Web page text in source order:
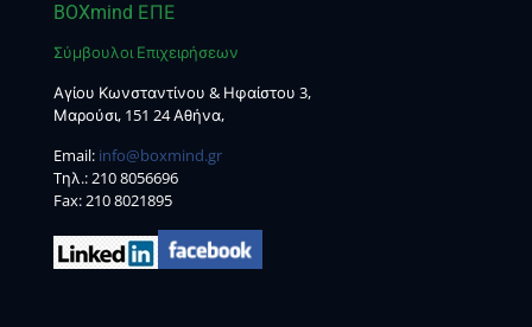
BOXmind ΕΠΕ
Σύμβουλοι Επιχειρήσεων
Αγίου Κωνσταντίνου & Ηφαίστου 3,
Μαρούσι, 151 24 Αθήνα,
Email: info@boxmind.gr
Tηλ.:210 8056696
Fax: 210 8021895